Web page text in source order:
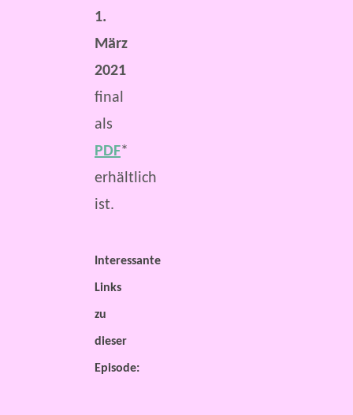
1.
März
2021
final
als
PDF*
erhältlich
ist.
Interessante
Links
zu
dieser
Episode: